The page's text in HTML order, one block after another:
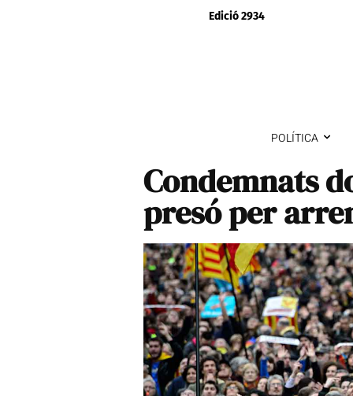
Edició 2934
POLÍTICA
Condemnats
presó per